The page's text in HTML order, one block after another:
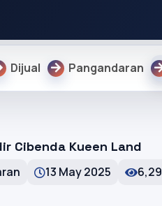
Dijual Pangandaran
Cibenda Kueen Land
13 May 2025